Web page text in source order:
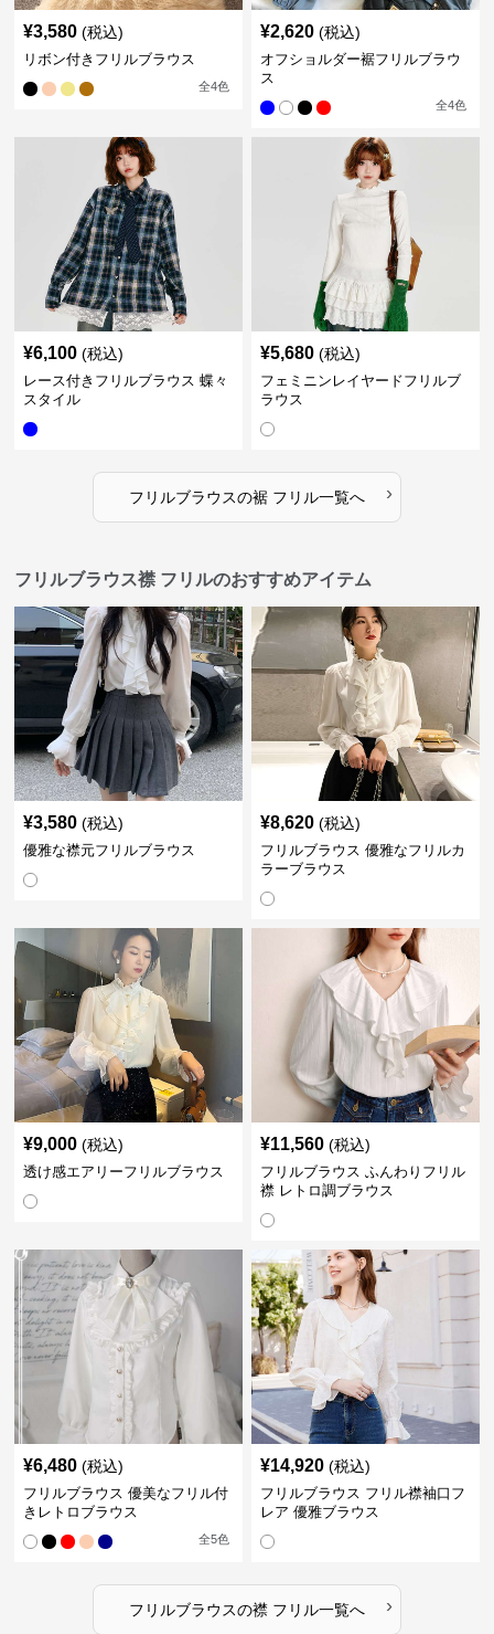
¥3,580 (税込)
リボン付きフリルブラウス
全4色
¥2,620 (税込)
オフショルダー裾フリルブラウ
ス
全4色
¥6,100 (税込)
レース付きフリルブラウス 蝶々
スタイル
¥5,680 (税込)
フェミニンレイヤードフリルブ
ラウス
フリルブラウスの裾 フリル一覧へ ›
フリルブラウス襟 フリルのおすすめアイテム
¥3,580 (税込)
優雅な襟元フリルブラウス
¥8,620 (税込)
フリルブラウス 優雅なフリルカ
ラーブラウス
¥9,000 (税込)
透け感エアリーフリルブラウス
¥11,560 (税込)
フリルブラウス ふんわりフリル
襟 レトロ調ブラウス
¥6,480 (税込)
フリルブラウス 優美なフリル付
きレトロブラウス
全5色
¥14,920 (税込)
フリルブラウス フリル襟袖口フ
レア 優雅ブラウス
フリルブラウスの襟 フリル一覧へ ›